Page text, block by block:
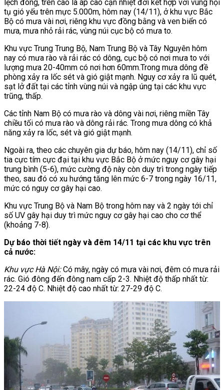
lệch đông, trên cao là áp cao cận nhiệt đới kết hợp với vùng hội
tụ gió yếu trên mực 5.000m, hôm nay (14/11), ở khu vực Bắc
Bộ có mưa vài nơi, riêng khu vực đồng bằng và ven biển có
mưa, mưa nhỏ rải rác, vùng núi cục bộ có mưa to.
Khu vực Trung Trung Bộ, Nam Trung Bộ và Tây Nguyên hôm
nay có mưa rào và rải rác có dông, cục bộ có nơi mưa to với
lượng mưa 20-40mm có nơi hơn 60mm.Trong mưa dông đề
phòng xảy ra lốc sét và gió giật mạnh. Nguy cơ xảy ra lũ quét,
sạt lở đất tại các tỉnh vùng núi và ngập úng tại các khu vực
trũng, thấp.
Các tỉnh Nam Bộ có mưa rào và dông vài nơi, riêng miền Tây
chiều tối có mưa rào và dông rải rác. Trong mưa dông có khả
năng xảy ra lốc, sét và gió giật mạnh.
Ngoài ra, theo các chuyên gia dự báo, hôm nay (14/11), chỉ số
tia cực tím cực đại tại khu vực Bắc Bộ ở mức nguy cơ gây hại
trung bình (5-6), mức cường độ này còn duy trì trong ngày tiếp
theo, sau đó có xu hướng tăng lên mức 6-7 trong ngày 16/11,
mức có nguy cơ gây hại cao.
Khu vực Trung Bộ và Nam Bộ trong hôm nay và 2 ngày tới chỉ
số UV gây hại duy trì mức nguy cơ gây hại cao cho cơ thể
(khoảng 7-8).
Dự báo thời tiết ngày và đêm 14/11 tại các khu vực trên
cả nước:
Khu vực Hà Nội: Có mây, ngày có mưa vài nơi, đêm có mưa rải
rác. Gió đông đến đông nam cấp 2-3. Nhiệt độ thấp nhất từ:
22-24 độ C. Nhiệt độ cao nhất từ: 27-29 độ C.